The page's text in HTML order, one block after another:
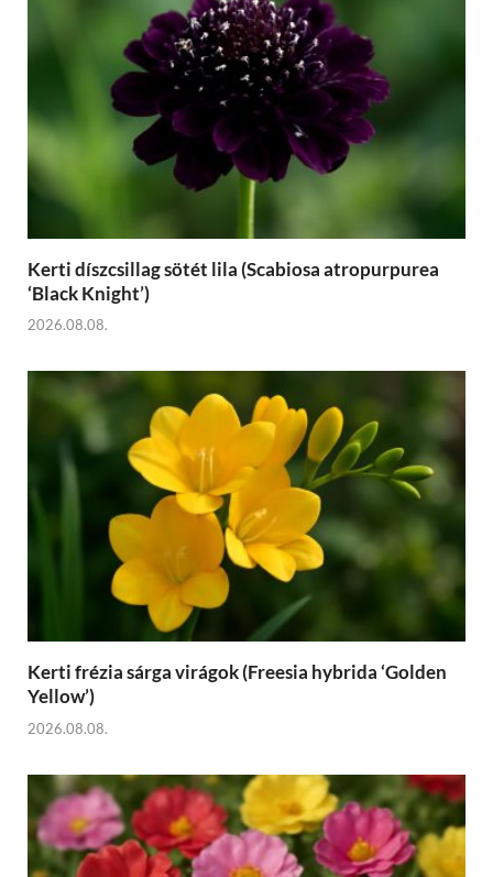
Kerti díszcsillag sötét lila (Scabiosa atropurpurea
‘Black Knight’)
2026.08.08.
Kerti frézia sárga virágok (Freesia hybrida ‘Golden
Yellow’)
2026.08.08.